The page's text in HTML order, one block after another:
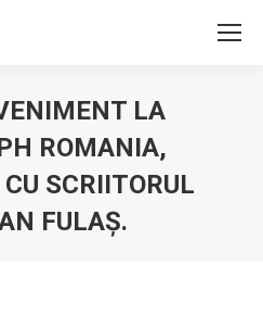
LA
ROMANIA,
SCRIITORUL
FULAŞ.